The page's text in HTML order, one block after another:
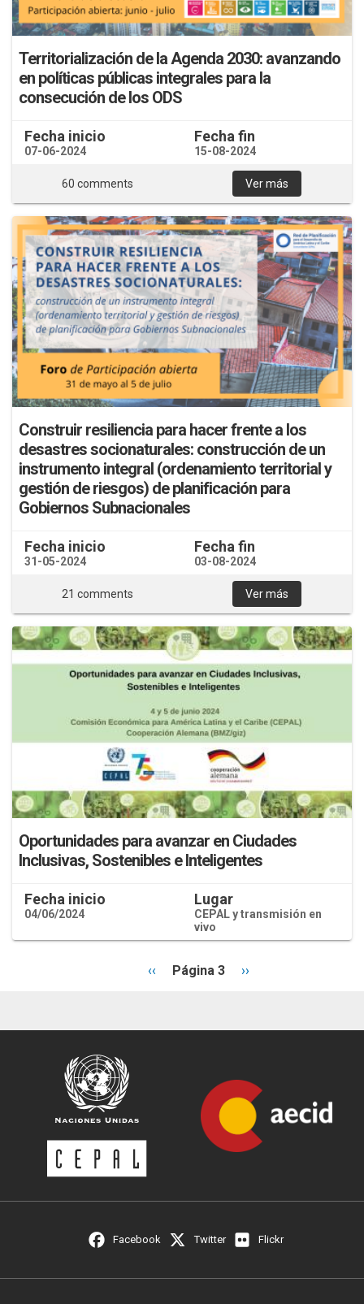
Territorialización de la Agenda 2030: avanzando
en políticas públicas integrales para la
consecución de los ODS
Fecha inicio
07-06-2024
Fecha fin
15-08-2024
60 comments Ver más
Construir resiliencia para hacer frente a los
desastres socionaturales: construcción de un
instrumento integral (ordenamiento territorial y
gestión de riesgos) de planificación para
Gobiernos Subnacionales
Fecha inicio
31-05-2024
Fecha fin
03-08-2024
21 comments Ver más
Oportunidades para avanzar en Ciudades
Inclusivas, Sostenibles e Inteligentes
Fecha inicio
04/06/2024
Lugar
CEPAL y transmisión en
vivo
Página
‹‹ Página 3
Siguiente
››
Facebook Twitter Flickr